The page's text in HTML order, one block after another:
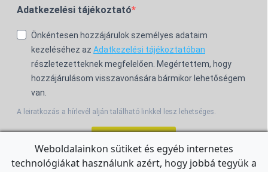
Adatkezelési tájékoztató
Önkéntesen hozzájárulok személyes adataim
kezeléséhez az Adatkezelési tájékoztatóban
részletezetteknek megfelelően. Megértettem, hogy
hozzájárulásom visszavonására bármikor lehetőségem
van.
A leiratkozás a hírlevél alján található linkkel lesz lehetséges.
Weboldalainkon sütiket és egyéb internetes
technológiákat használunk azért, hogy jobbá tegyük a